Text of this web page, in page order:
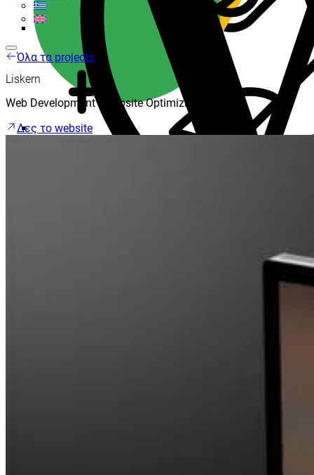
Όλα τα projects
Liskern
Web Development | Website Optimization
Δες το website